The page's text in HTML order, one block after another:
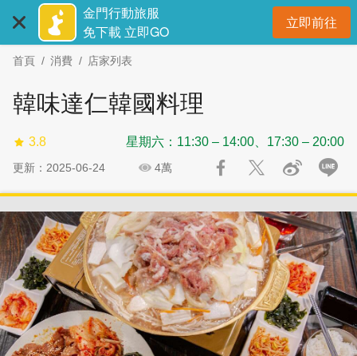
主
金門行動旅服
免下載 立即GO
立即前往開
首頁 消費 店家列表
韓味達仁韓國料理
3.8 星期六：11:30 – 14:00、17:30 – 20:00
更新：2025-06-24 4萬
社